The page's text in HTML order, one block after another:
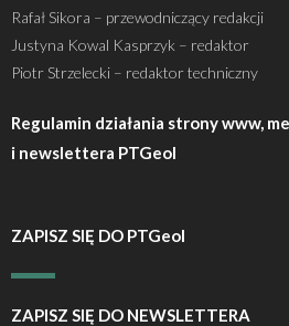
Rafał Sikora – przewodniczący redakcji
Justyna Kowal Kasprzyk – redaktor
Piotr Strzelecki – redaktor techniczny
Regulamin działania strony www,
i newslettera PTGeol
ZAPISZ SIĘ DO PTGeol
ZAPISZ SIĘ DO NEWSLETTERA